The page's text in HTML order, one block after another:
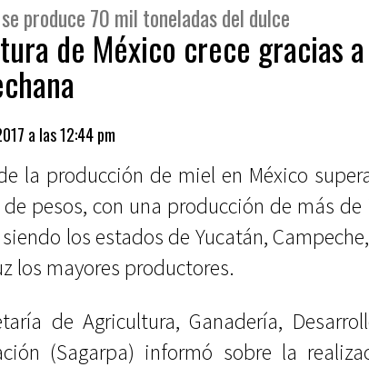
produce 70 mil toneladas del dulce
de México crece gracias
a las 12:44 pm
la producción de miel en México
pesos, con una producción de más
los estados de Yucatán,
los mayores productores.
de Agricultura, Ganadería,
(Sagarpa) informó sobre la